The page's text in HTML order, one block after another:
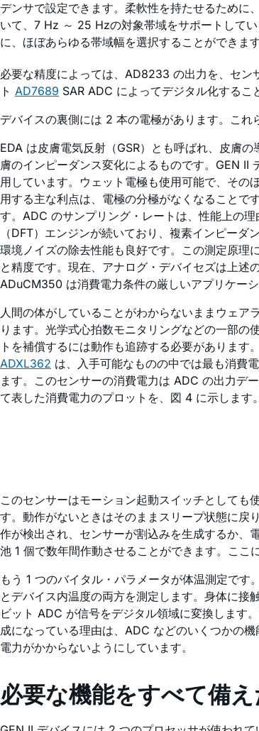
デンサで設定できます。柔軟性を持たせるために
いて、7 Hz ～ 25 Hzの対象帯域をサポートして
に、ほぼあらゆる帯域幅を選択することができま
必要な精度によっては、AD8233 の出力を、セン
ト AD7689 SAR ADC によってデジタル化するこ
デバイスの裏側には 2 本の電極があります。これ
EDA は皮膚電気反射（GSR）とも呼ばれ、皮膚
膚のインピーダンス変化によるものです。GEN
用しています。ウェット電極も使用可能で、その
用する主な利点は、電極の分極がなくなることで
す。ADC のサンプリング・レートは、性能上の
（DFT）エンジンが続いており、複素インピー
環境ノイズの除去性能も良好です。この測定原理
と精度です。現在、アナログ・デバイセズは上述
ADuCM350 は消費電力条件の厳しいアプリケー
人間の体がしていることがわからないままウェア
ります。光学式心拍数モニタリングなどの一部
トを補償するには動作も追跡する必要がありま
ADXL362 は、入手可能なものの中では最も消費
ます。このセンサーの消費電力は ADC の出力デ
て表した消費電力のプロットを、図 4 に示します。
このセンサーはモーション起動スイッチとして
す。動作がないときはそのままスリープ状態に戻
作が検出され、センサーが割込みを生成するか
池 1 個で数年間作動させることができます。ここ
もう 1 つのバイタル・パラメータが体温測定で
とデバイス内温度の両方を測定します。身体に
ビット ADC が信号をデジタル領域に変換します
成になっている理由は、ADC などのいくつかの
電力がかからないようにしています。
必要な機能をすべて備え